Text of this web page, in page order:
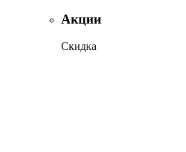
Акции
Скидка